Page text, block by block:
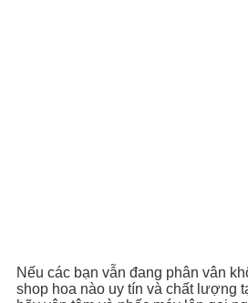
Nếu các bạn vẫn đang phân vân
shop hoa nào uy tín và chất lượng